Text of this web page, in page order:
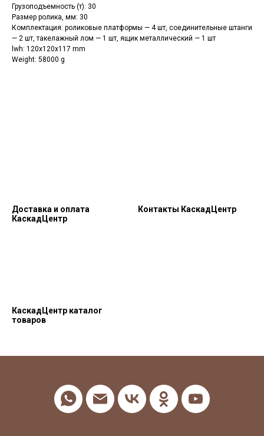
Грузоподъемность (т): 30
Размер ролика, мм: 30
Комплектация: роликовые платформы — 4 шт, соединительные штанги
— 2 шт, такелажный лом — 1 шт, ящик металлический — 1 шт
lwh: 120x120x117 mm
Weight: 58000 g
Доставка и оплата
КаскадЦентр
Контакты КаскадЦентр
КаскадЦентр каталог
товаров